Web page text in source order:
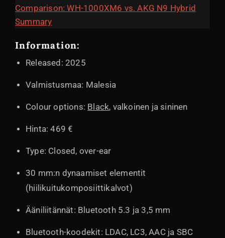
Comparison: WH-1000XM6 vs. AKG N9 Hybrid
Summary
Information:
Released: 2025
Valmistusmaa: Malesia
Colour options: Black, valkoinen ja sininen
Hinta: 469 €
Type: Closed, over-ear
30 mm:n dynaamiset elementit
(hiilikuitukomposiittikalvot)
Ääniliitännät: Bluetooth 5.3 ja 3,5 mm
Bluetooth-koodekit: LDAC, LC3, AAC ja SBC